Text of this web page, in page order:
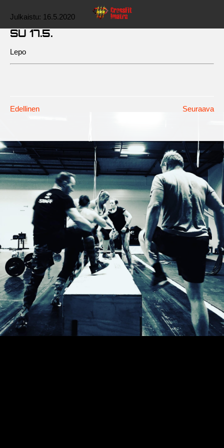
Julkaistu: 16.5.2020
SU 17.5.
Lepo
Edellinen Seuraava